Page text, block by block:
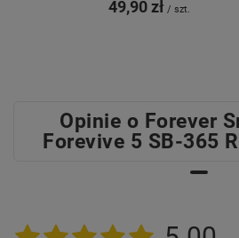
49,90 zł / szt.
Opinie o Forever
Forevive 5 SB-365